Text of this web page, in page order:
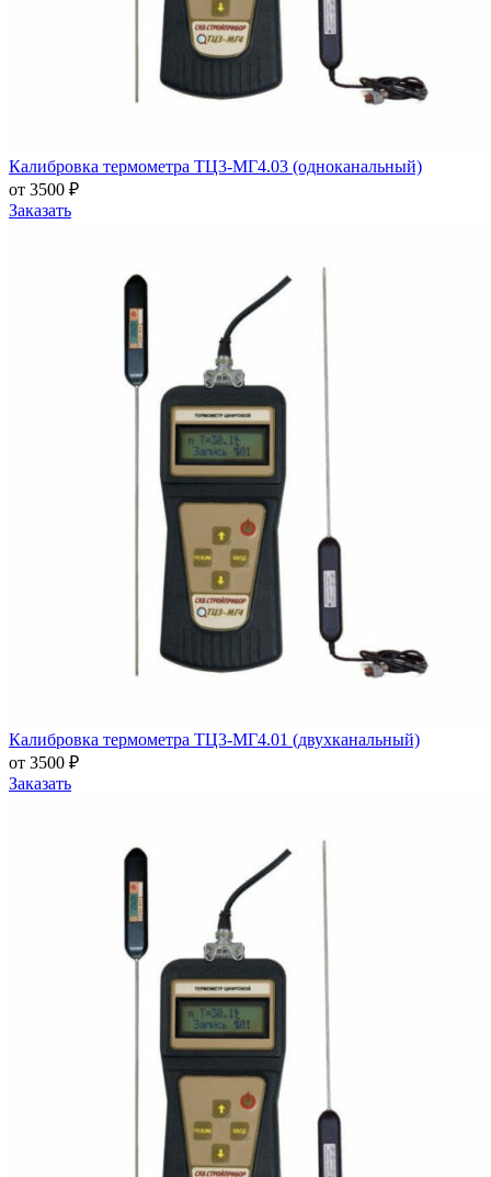
Калибровка термометра ТЦ3-МГ4.03 (одноканальный)
от 3500 ₽
Заказать
Калибровка термометра ТЦ3-МГ4.01 (двухканальный)
от 3500 ₽
Заказать